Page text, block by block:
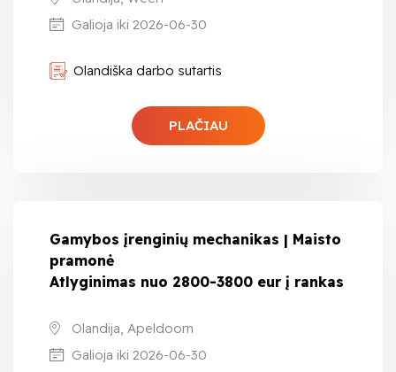
Galioja iki 2026-06-30
Olandiška darbo sutartis
PLAČIAU
Gamybos įrenginių mechanikas | Maisto
pramonė
Atlyginimas nuo 2800-3800 eur į rankas
Olandija, Apeldoorn
Galioja iki 2026-06-30